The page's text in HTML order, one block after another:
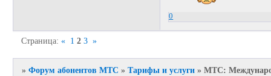
0
Страница:« 1 2 3 »
»Форум абонентов МТС »Тарифы и услуги »МТС: